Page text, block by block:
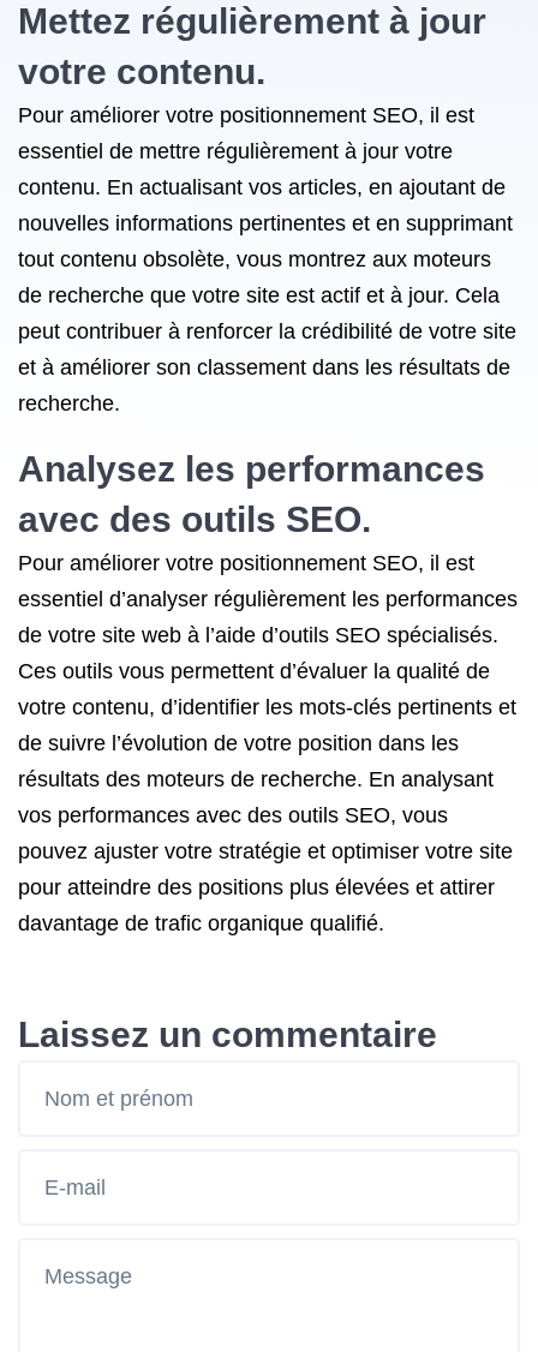
Mettez régulièrement à jour
votre contenu.
Pour améliorer votre positionnement SEO, il est
essentiel de mettre régulièrement à jour votre
contenu. En actualisant vos articles, en ajoutant de
nouvelles informations pertinentes et en supprimant
tout contenu obsolète, vous montrez aux moteurs
de recherche que votre site est actif et à jour. Cela
peut contribuer à renforcer la crédibilité de votre site
et à améliorer son classement dans les résultats de
recherche.
Analysez les performances
avec des outils SEO.
Pour améliorer votre positionnement SEO, il est
essentiel d’analyser régulièrement les performances
de votre site web à l’aide d’outils SEO spécialisés.
Ces outils vous permettent d’évaluer la qualité de
votre contenu, d’identifier les mots-clés pertinents et
de suivre l’évolution de votre position dans les
résultats des moteurs de recherche. En analysant
vos performances avec des outils SEO, vous
pouvez ajuster votre stratégie et optimiser votre site
pour atteindre des positions plus élevées et attirer
davantage de trafic organique qualifié.
Laissez un commentaire